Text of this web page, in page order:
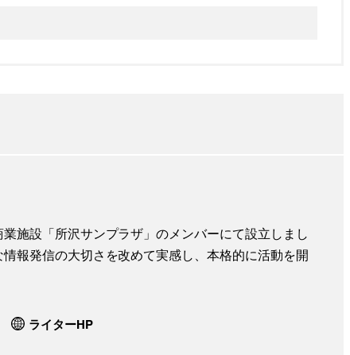
施設「所沢サンプラザ」のメンバーにて設立しまし
報発信の大切さを改めて実感し、本格的に活動を開
ライターHP